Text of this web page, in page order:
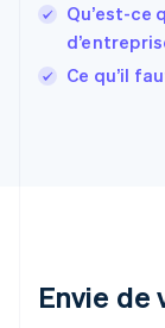
Qu’est-ce
Ce qu’il
Envie de
Gibraltar
English
Grèce
English
Japon